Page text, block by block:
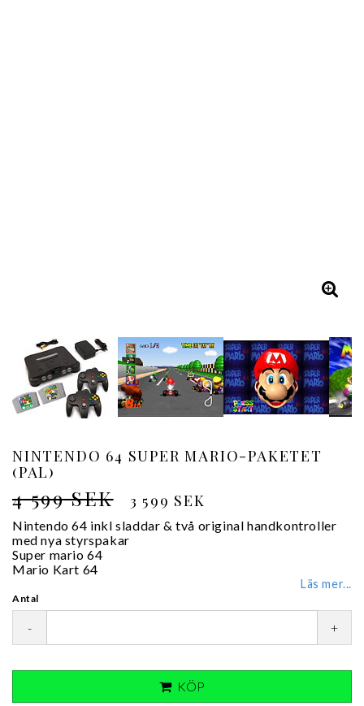
NINTENDO 64 SUPER MARIO-PAKETET
(PAL)
4 599 SEK 3 599 SEK
Nintendo 64 inkl sladdar & två original handkontroller
med nya styrspakar
Super mario 64
Mario Kart 64
Läs mer...
Antal
- +
KÖP